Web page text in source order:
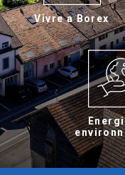
Vivre a Borex